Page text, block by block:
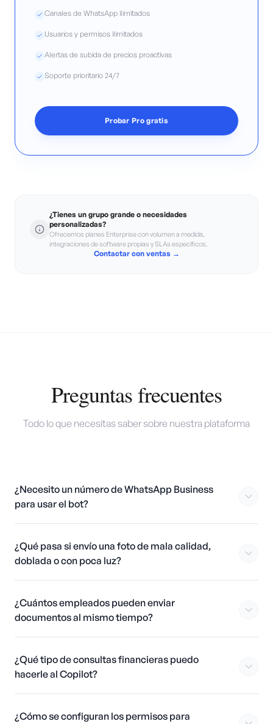
Canales de WhatsApp ilimitados
Usuarios y permisos ilimitados
Alertas de subida de precios proactivas
Soporte prioritario 24/7
Probar Pro gratis
¿Tienes un grupo grande o necesidades
personalizadas?
Ofrecemos planes Enterprise con volumen a medida,
integraciones de software propias y SLAs específicos.
Contactar con ventas →
Preguntas frecuentes
Todo lo que necesitas saber sobre nuestra plataforma
¿Necesito un número de WhatsApp Business
para usar el bot?
¿Qué pasa si envío una foto de mala calidad,
doblada o con poca luz?
¿Cuántos empleados pueden enviar
documentos al mismo tiempo?
¿Qué tipo de consultas financieras puedo
hacerle al Copilot?
¿Cómo se configuran los permisos para